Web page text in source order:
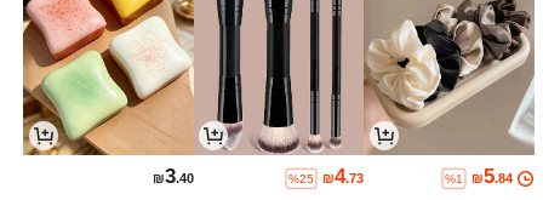
₪5.84
%1
₪4.73
%25
₪3.40